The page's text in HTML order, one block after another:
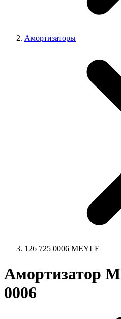
Амортизаторы
126 725 0006 MEYLE
Амортизатор
0006